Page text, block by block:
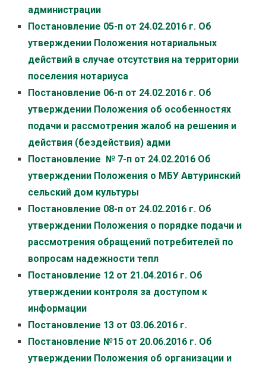
администрации
Постановление 05-п от 24.02.2016 г. Об
утверждении Положения нотариальных
действий в случае отсутствия на территории
поселения нотариуса
Постановление 06-п от 24.02.2016 г. Об
утверждении Положения об особенностях
подачи и рассмотрения жалоб на решения и
действия (бездействия) адми
Постановление № 7-п от 24.02.2016 Об
утверждении Положения о МБУ Автуринский
сельский дом культуры
Постановление 08-п от 24.02.2016 г. Об
утверждении Положения о порядке подачи и
рассмотрения обращений потребителей по
вопросам надежности тепл
Постановление 12 от 21.04.2016 г. Об
утверждении контроля за доступом к
информации
Постановление 13 от 03.06.2016 г.
Постановление №15 от 20.06.2016 г. Об
утверждении Положения об организации и